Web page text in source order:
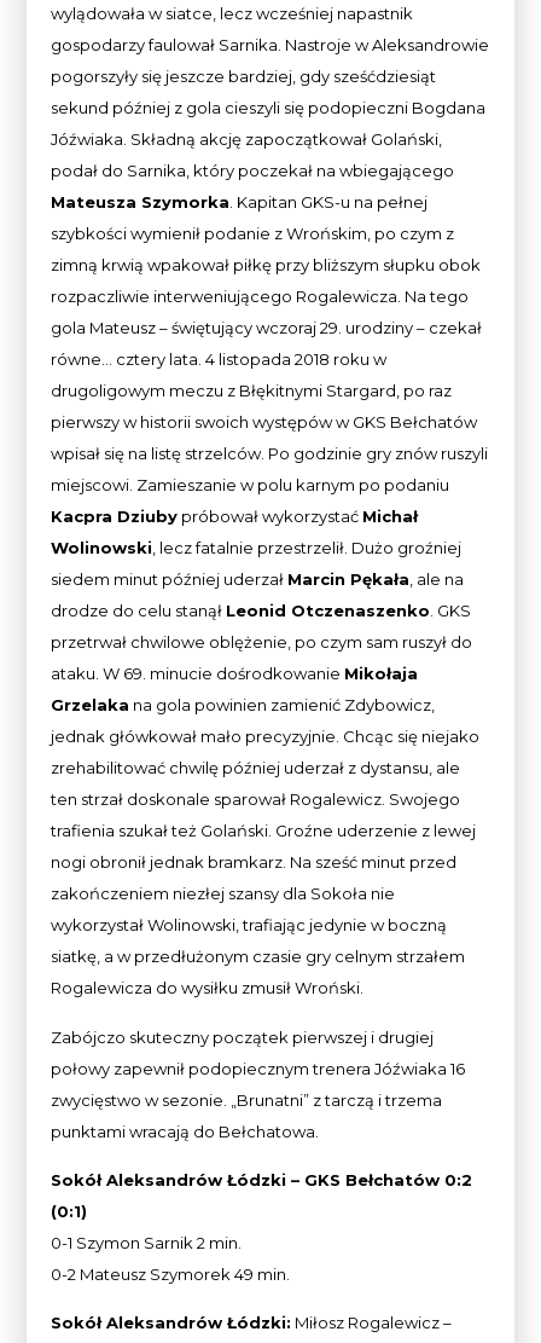
wylądowała w siatce, lecz wcześniej napastnik
gospodarzy faulował Sarnika. Nastroje w Aleksandrowie
pogorszyły się jeszcze bardziej, gdy sześćdziesiąt
sekund później z gola cieszyli się podopieczni Bogdana
Jóźwiaka. Składną akcję zapoczątkował Golański,
podał do Sarnika, który poczekał na wbiegającego
Mateusza Szymorka. Kapitan GKS-u na pełnej
szybkości wymienił podanie z Wrońskim, po czym z
zimną krwią wpakował piłkę przy bliższym słupku obok
rozpaczliwie interweniującego Rogalewicza. Na tego
gola Mateusz – świętujący wczoraj 29. urodziny – czekał
równe… cztery lata. 4 listopada 2018 roku w
drugoligowym meczu z Błękitnymi Stargard, po raz
pierwszy w historii swoich występów w GKS Bełchatów
wpisał się na listę strzelców. Po godzinie gry znów ruszyli
miejscowi. Zamieszanie w polu karnym po podaniu
Kacpra Dziuby próbował wykorzystać Michał
Wolinowski, lecz fatalnie przestrzelił. Dużo groźniej
siedem minut później uderzał Marcin Pękała, ale na
drodze do celu stanął Leonid Otczenaszenko. GKS
przetrwał chwilowe oblężenie, po czym sam ruszył do
ataku. W 69. minucie dośrodkowanie Mikołaja
Grzelaka na gola powinien zamienić Zdybowicz,
jednak główkował mało precyzyjnie. Chcąc się niejako
zrehabilitować chwilę później uderzał z dystansu, ale
ten strzał doskonale sparował Rogalewicz. Swojego
trafienia szukał też Golański. Groźne uderzenie z lewej
nogi obronił jednak bramkarz. Na sześć minut przed
zakończeniem niezłej szansy dla Sokoła nie
wykorzystał Wolinowski, trafiając jedynie w boczną
siatkę, a w przedłużonym czasie gry celnym strzałem
Rogalewicza do wysiłku zmusił Wroński.
Zabójczo skuteczny początek pierwszej i drugiej
połowy zapewnił podopiecznym trenera Jóźwiaka 16
zwycięstwo w sezonie. „Brunatni” z tarczą i trzema
punktami wracają do Bełchatowa.
Sokół Aleksandrów Łódzki – GKS Bełchatów 0:2
(0:1)
0-1 Szymon Sarnik 2 min.
0-2 Mateusz Szymorek 49 min.
Sokół Aleksandrów Łódzki: Miłosz Rogalewicz –